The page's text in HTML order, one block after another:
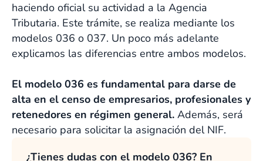
haciendo oficial su actividad a la Agencia
Tributaria. Este trámite, se realiza mediante los
modelos 036 o 037. Un poco más adelante
explicamos las diferencias entre ambos modelos.
El modelo 036 es fundamental para darse de
alta en el censo de empresarios, profesionales y
retenedores en régimen general. Además, será
necesario para solicitar la asignación del NIF.
¿Tienes dudas con el modelo 036? En